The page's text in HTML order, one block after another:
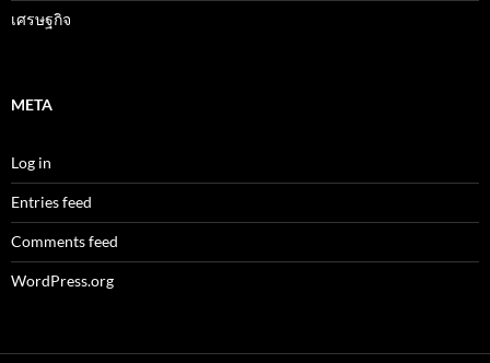
เศรษฐกิจ
META
Log in
Entries feed
Comments feed
WordPress.org